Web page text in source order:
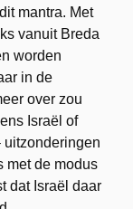
mantra. Met
vanuit Breda
worden
in de
over zou
Israël of
uitzonderingen
met de modus
dat Israël daar